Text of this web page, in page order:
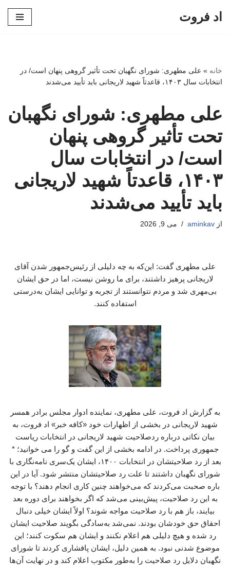
اد فروت
خانه » علی مطهری: شورای نگهبان تحت تأثیر گروهی پنهان است/ در
انتخابات سال ۱۴۰۳، قاعدتاً شهید لاریجانی باید تأیید می‌شدند
علی مطهری: شورای نگهبان
تحت تأثیر گروهی پنهان
است/ در انتخابات سال
۱۴۰۳، قاعدتاً شهید لاریجانی
باید تأیید می‌شدند
از aminkav می 9, 2026
علی مطهری گفت: این‌که به چه دلیلی از رئیس‌جمهور شدن آقای
لاریجانی پرهیز داشتند، برای ما روشن نیست، اما در حق ایشان
بی‌مهری شد و مردم نتوانستند از تجربه و توانایی ایشان به‌درستی
استفاده کنند.
به گزارش اد فروت، علی مطهری، نماینده ادوار مجلس برادر همسر
شهید لاریجانی در بخشی از اظهارات خود «کافه خبر» اد فروت، به
بیان نکاتی درباره ردصلاحیت شهید لاریجانی در انتخابات ریاست
جمهوری پرداخت. در ادامه بخشی از این گفت و گو را می خوانید؛ *
بعد از رد صلاحیتشان در انتخابات ۱۴۰۰، ایشان یک‌سری نامه‌نگاری با
شورای نگهبان داشتند تا علت رد صلاحیتشان منتشر شود. آیا در این
باره صحبت می‌کردند که می‌خواهند چنین کاری انجام دهند؟ با توجه
به این رد صلاحیت، پیش‌بینی می‌شد که اگر بخواهند برای دوره بعد
بیایند، باز هم با رد صلاحیت مواجه شوند؟ اولاً ایشان خیلی دنبال
احقاق حق خودشان بودند. نمی‌شد به‌سادگی بگویند صلاحیت ایشان
رد شده و هیچ دلیلی هم اعلام نکنند و ایشان هم سکوت کنند؛ این
موضوع شدنی نبود. به همین دلیل، ایشان پافشاری کردند تا شورای
نگهبان دلایل رد صلاحیت را به‌طور مکتوب اعلام کند و در نهایت آن‌ها